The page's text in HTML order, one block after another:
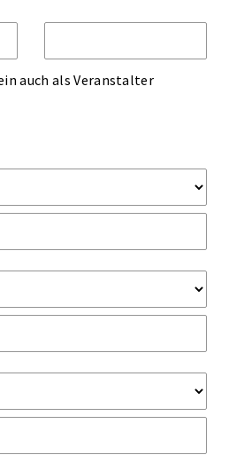
auch als Veranstalter